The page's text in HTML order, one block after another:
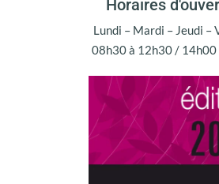
Horaires
Lundi – Mardi – Jeudi –
08h30 à 12h30 / 14h00